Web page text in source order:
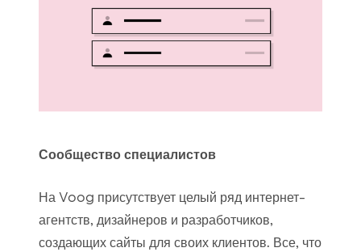
Сообщество специалистов
На Voog присутствует целый ряд интернет-
агентств, дизайнеров и разработчиков,
создающих сайты для своих клиентов. Все, что